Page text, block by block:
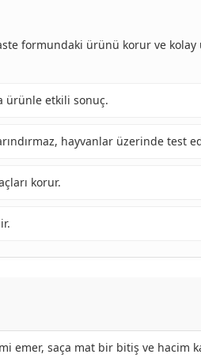
formundaki ürünü korur ve
ürünle etkili sonuç.
hayvanlar üzerinde test
korur.
emer, saça mat bir bitiş ve hacim